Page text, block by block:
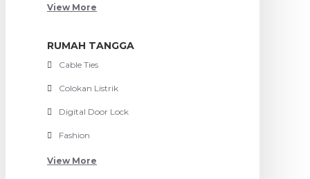
View More
RUMAH TANGGA
Cable Ties
Colokan Listrik
Digital Door Lock
Fashion
View More